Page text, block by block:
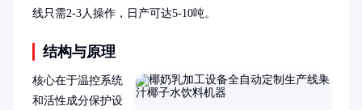
线只需2-3人操作，日产可达5-10吨。
结构与原理
核心在于温控系统
和活性成分保护设